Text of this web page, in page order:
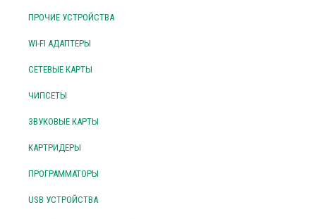
ПРОЧИЕ УСТРОЙСТВА
WI-FI АДАПТЕРЫ
СЕТЕВЫЕ КАРТЫ
ЧИПСЕТЫ
ЗВУКОВЫЕ КАРТЫ
КАРТРИДЕРЫ
ПРОГРАММАТОРЫ
USB УСТРОЙСТВА